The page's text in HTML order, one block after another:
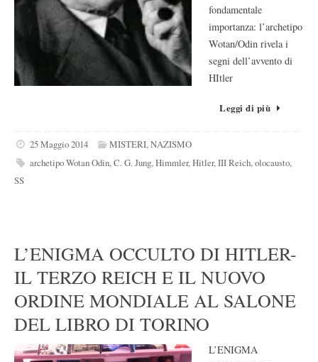
fondamentale
importanza: l’archetipo
Wotan/Odin rivela i
segni dell’avvento di
HItler
Leggi di più
25 Maggio 2014 MISTERI,NAZISMO
archetipo Wotan Odin,C. G. Jung,Himmler,Hitler,III Reich,olocausto,
SS
L’ENIGMA OCCULTO DI HITLER-
IL TERZO REICH E IL NUOVO
ORDINE MONDIALE AL SALONE
DEL LIBRO DI TORINO
L’ENIGMA